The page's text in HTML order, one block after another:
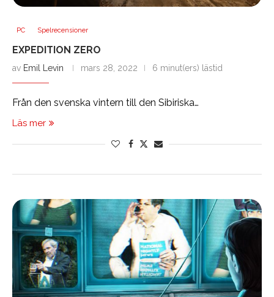
PC Spelrecensioner
EXPEDITION ZERO
av Emil Levin mars 28, 2022 6 minut(ers) lästid
Från den svenska vintern till den Sibiriska…
Läs mer